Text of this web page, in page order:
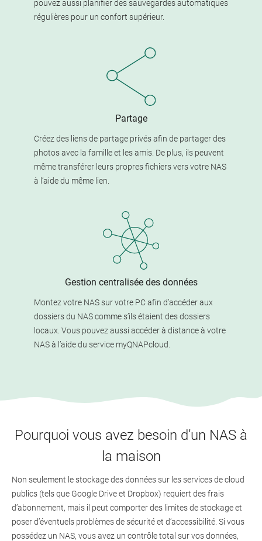
pouvez aussi planifier des sauvegardes automatiques
régulières pour un confort supérieur.
Partage
Créez des liens de partage privés afin de partager des
photos avec la famille et les amis. De plus, ils peuvent
même transférer leurs propres fichiers vers votre NAS
à l’aide du même lien.
Gestion centralisée des données
Montez votre NAS sur votre PC afin d’accéder aux
dossiers du NAS comme s’ils étaient des dossiers
locaux. Vous pouvez aussi accéder à distance à votre
NAS à l’aide du service myQNAPcloud.
Pourquoi vous avez besoin d’un NAS à
la maison
Non seulement le stockage des données sur les services de cloud
publics (tels que Google Drive et Dropbox) requiert des frais
d’abonnement, mais il peut comporter des limites de stockage et
poser d’éventuels problèmes de sécurité et d’accessibilité. Si vous
possédez un NAS, vous avez un contrôle total sur vos données,